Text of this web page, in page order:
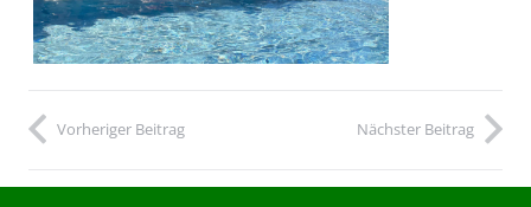
Vorheriger Beitrag Nächster Beitrag